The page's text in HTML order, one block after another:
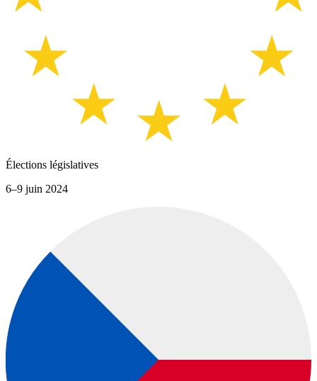
Élections législatives
6–9 juin 2024